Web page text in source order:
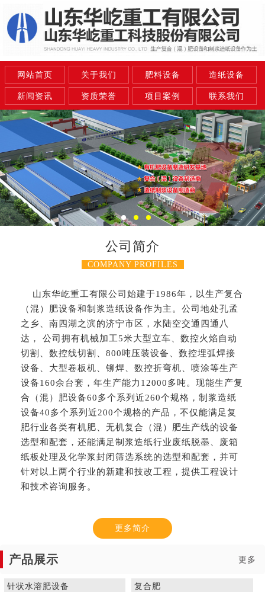
网站首页 关于我们 肥料设备 造纸设备
新闻资讯 资质荣誉 项目案例 联系我们
公司简介
COMPANY PROFILES
山东华屹重工有限公司始建于1986年，以生产复合
（混）肥设备和制浆造纸设备作为主。公司地处孔孟
之乡、南四湖之滨的济宁市区，水陆空交通四通八
达， 公司拥有机械加工5米大型立车、数控火焰自动
切割、数控线切割、800吨压装设备、数控埋弧焊接
设备、大型卷板机、铆焊、数控折弯机、喷涂等生产
设备160余台套，年生产能力12000多吨。现能生产复
合（混）肥设备60多个系列近260个规格，制浆造纸
设备40多个系列近200个规格的产品，不仅能满足复
肥行业各类有机肥、无机复合（混）肥生产线的设备
选型和配套，还能满足制浆造纸行业废纸脱墨、废箱
纸板处理及化学浆封闭筛选系统的选型和配套，并可
针对以上两个行业的新建和技改工程，提供工程设计
和技术咨询服务。
更多简介
产品展示 更多
针状水溶肥设备 复合肥